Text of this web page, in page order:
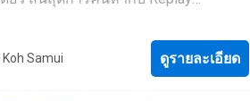
ด้วยดีไซน์สุดเท่จากปูนเปลือย Replay
ณได้อย่างไรขีดจำกัดแล้ววันนี้กับ
& Pool Villa ผู้พัฒนาโครงการ
มและวิลล่าบนเกาะสมุย สวรรค์แห่งการ
ยฝั่งอ่าวไทย เพียงไม่กี่ก้าวจากตัวคอน
ถเพลิดเพลินไปกับหาดทรายสีขาว เสียง
Koh Samui ดูรายละเอียด